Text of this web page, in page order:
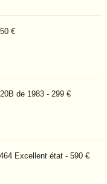
€
de 1983 - 299 €
Excellent état - 590 €